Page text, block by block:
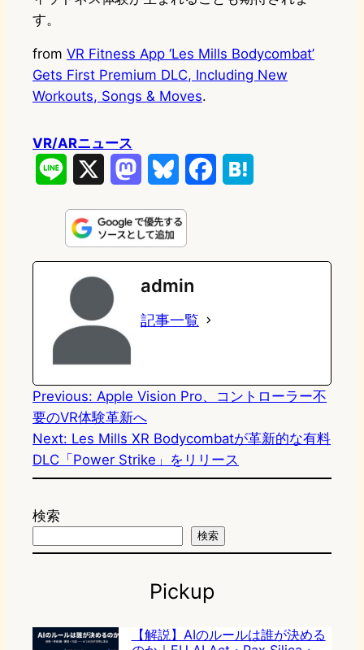
す。
from VR Fitness App ‘Les Mills Bodycombat’
Gets First Premium DLC, Including New
Workouts, Songs & Moves.
VR/ARニュース
n
e
s
t
o
d
n
u
e
s
k
e
k
e
admin
記事一覧
Previous: Apple Vision Pro、コントローラー不
要のVR体験革新へ
Next: Les Mills XR Bodycombatが革新的な有料
DLC「Power Strike」をリリース
検索
検索
Pickup
【解説】AIのルールは誰が決める